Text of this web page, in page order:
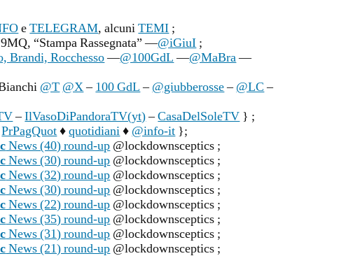
eTELEGRAM, alcuniTEMI ;
“Stampa Rassegnata” —@iGiuI ;
Brandi, Rocchesso—@100GdL—@MaBra—
@T @X–100 GdL–@giubberosse–@LC–
–IlVasoDiPandoraTV(yt)–CasaDelSoleTV } ;
PrPagQuot♦quotidiani♦ @info-it };
News (40) round-up @lockdownsceptics ;
News (30) round-up @lockdownsceptics ;
News (32) round-up @lockdownsceptics ;
News (30) round-up @lockdownsceptics ;
News (22) round-up @lockdownsceptics ;
News (35) round-up @lockdownsceptics ;
News (31) round-up @lockdownsceptics ;
News (21) round-up @lockdownsceptics ;